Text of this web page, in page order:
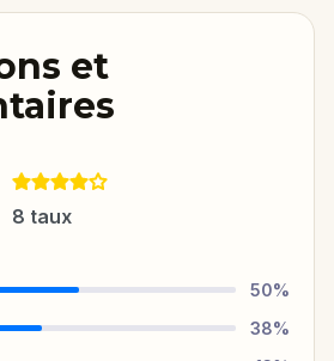
et
8 taux
50%
38%